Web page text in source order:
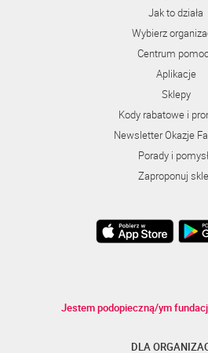
Jak to działa
Wybierz
Centrum
Aplikacje
Sklepy
Kody rabatowe i
Newsletter Okazje
Porady i
Zaproponuj
Jestem podopieczną/ym
DLA